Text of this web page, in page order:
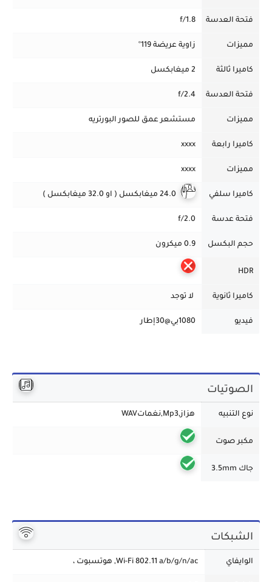
فتحة العدسة f/1.8
مميزات زاوية عريضة 119°
كاميرا ثالثة 2 ميغابكسل
فتحة العدسة f/2.4
مميزات مستشعر عمق للصور البورتريه
كاميرا رابعة xxxx
مميزات xxxx
كاميرا سلفي 24.0 ميغابكسل ( او 32.0 ميغابكسل )
فتحة عدسة f/2.0
حجم البكسل 0.9 ميكرون
HDR
كاميرا ثانوية لا توجد
فيديو 1080بي@30إطار
الصوتيات
نوع التنبيه هزاز,Mp3,نغماتWAV
مكبر صوت
جاك 3.5mm
الشبكات
الوايفاي Wi-Fi 802.11 a/b/g/n/ac, هوتسبوت ،